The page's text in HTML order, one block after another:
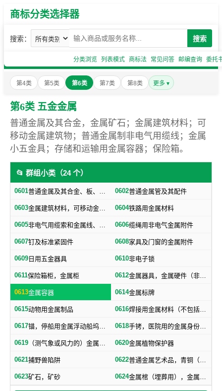
商标分类选择器
搜索： 搜索
分类浏览 列表模式 商标法 常见问答 邮编查询 委托
第4类 第5类 第6类 第7类 第8类 更多 ▾
第6类 五金金属
普通金属及其合金，金属矿石；金属建筑材料；可
移动金属建筑物；普通金属制非电气用缆线；金属
小五金具；存储和运输用金属容器；保险箱。
📂 群组小类（24 个）
0601 普通金属及其合金、板、各种型材（不包括焊接及铁路用金属材料） 0602普通金属管及其配件
0603 金属建筑材料，可移动金属建筑物（不包括建筑小五金） 0604铁路用金属材料
0605 非电气用缆索和金属线、网、带 0606缆绳用非电气金属附件
0607钉及标准紧固件 0608家具及门窗的金属附件
0609 日用五金器具 0610非电子锁
0611保险箱柜，金属柜 0612 金属器具，金属硬件（非机器零件）
0613金属容器 0614金属标牌
0615动物用金属制品 0616 焊接用金属材料（不包括塑料焊丝）
0617 锚，停船用金属浮动船坞，金属下锚桩 0618 手铐，医院用的金属身份证明手镯
0619 （测气象或风力的）金属浆叶，金属风标 0620金属植物保护器
0621捕野兽陷阱 0622 普通金属艺术品，青铜（艺术品）
0623矿石，矿砂 0624 金属棺（埋葬用），金属棺材扣件，棺材用金属器材